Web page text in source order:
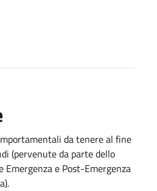
da tenere al fine
(pervenute da parte dello
Emergenza e Post-Emergenza